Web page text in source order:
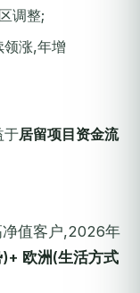
调整;
涨,年增
于居留项目资金流
值客户,2026年
欧洲(生活方式